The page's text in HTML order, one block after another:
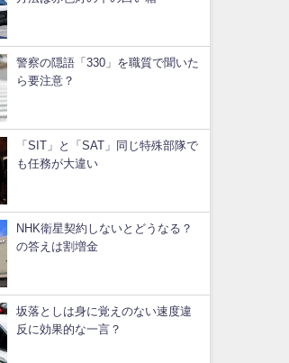
警察の隠語「330」を職質で聞いた
ら要注意？
「SIT」と「SAT」同じ特殊部隊で
も任務が大違い
NHK衛星契約しないとどうなる？
の答えは割増金
坂落としは身に覚えのない速度違
反に効果的な一言？